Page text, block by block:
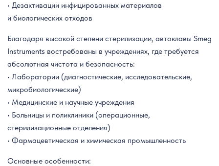
• Дезактивации инфицированных материалов
и биологических отходов
Благодаря высокой степени стерилизации, автоклавы Smeg
Instruments востребованы в учреждениях, где требуется
абсолютная чистота и безопасность:
• Лаборатории (диагностические, исследовательские,
микробиологические)
• Медицинские и научные учреждения
• Больницы и поликлиники (операционные,
стерилизационные отделения)
• Фармацевтическая и химическая промышленность
Основные особенности: